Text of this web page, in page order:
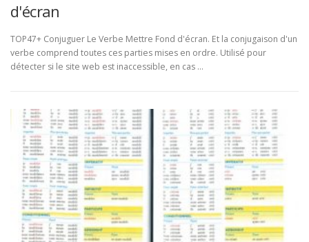
d'écran
TOP47+ Conjuguer Le Verbe Mettre Fond d'écran. Et la conjugaison d'un
verbe comprend toutes ces parties mises en ordre. Utilisé pour
détecter si le site web est inaccessible, en cas …